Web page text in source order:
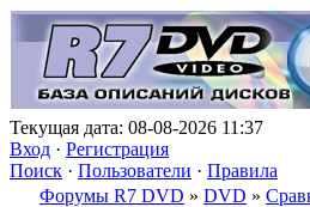
Текущая дата: 08-08-2026 11:37
Вход · Регистрация
Поиск · Пользователи · Правила
Форумы R7 DVD » DVD »